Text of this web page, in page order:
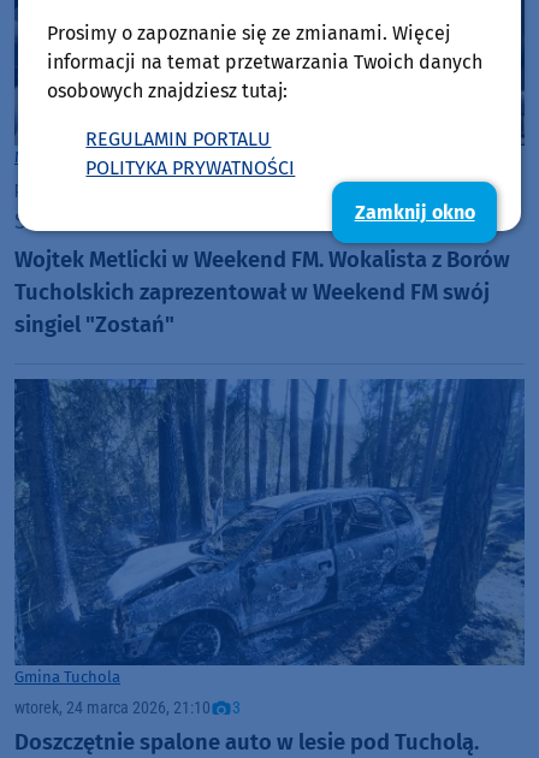
Muzyka
piątek, 3 kwietnia 2026, 19:13
Siła Lokalności
Wojtek Metlicki w Weekend FM. Wokalista z Borów
Tucholskich zaprezentował w Weekend FM swój
singiel "Zostań"
Gmina Tuchola
wtorek, 24 marca 2026, 21:10 3
Doszczętnie spalone auto w lesie pod Tucholą.
Prosimy o zapoznanie się ze zmianami. Więcej
informacji na temat przetwarzania Twoich danych
osobowych znajdziesz tutaj:
REGULAMIN PORTALU
POLITYKA PRYWATNOŚCI
Zamknij okno